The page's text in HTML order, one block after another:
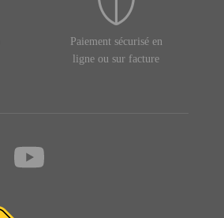
Paiement sécurisé en
ligne ou sur facture